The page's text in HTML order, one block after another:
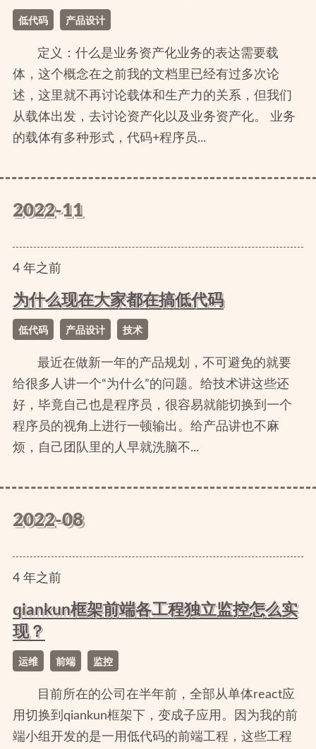
低代码 产品设计
定义：什么是业务资产化业务的表达需要载
体，这个概念在之前我的文档里已经有过多次论
述，这里就不再讨论载体和生产力的关系，但我们
从载体出发，去讨论资产化以及业务资产化。 业务
的载体有多种形式，代码+程序员...
2022-11
4年之前
为什么现在大家都在搞低代码
低代码 产品设计 技术
最近在做新一年的产品规划，不可避免的就要
给很多人讲一个“为什么”的问题。给技术讲这些还
好，毕竟自己也是程序员，很容易就能切换到一个
程序员的视角上进行一顿输出。给产品讲也不麻
烦，自己团队里的人早就洗脑不...
2022-08
4年之前
qiankun框架前端各工程独立监控怎么实
现？
运维 前端 监控
目前所在的公司在半年前，全部从单体react应
用切换到qiankun框架下，变成子应用。因为我的前
端小组开发的是一用低代码的前端工程，这些工程